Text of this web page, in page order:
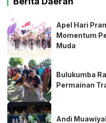
Apel Hari
Momentum
Muda
Bulukumba
Permainan
Andi